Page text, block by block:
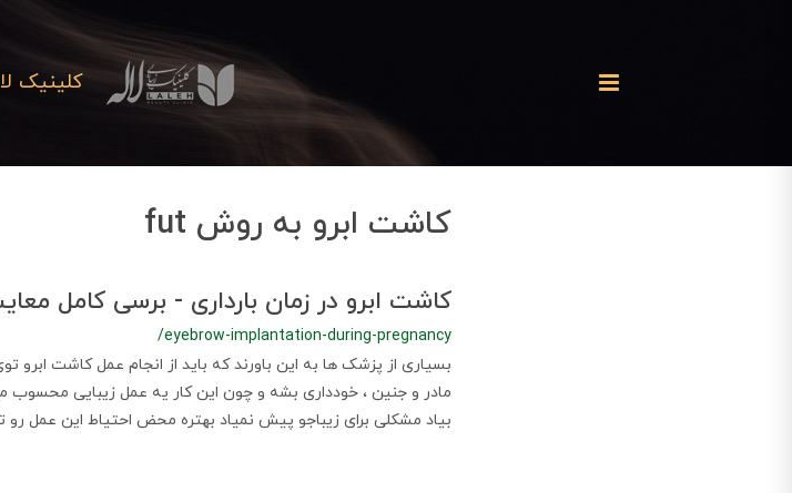
کلینیک
کاشت ابرو به روش fut
کاشت ابرو در زمان بارداری - برسی کامل
/eyebrow-implantation-during-pregnancy
بسیاری از پزشک ها به این باورند که باید از انجام عمل کاشت
مادر و جنین ، خودداری بشه و چون این کار یه عمل زیبایی محسوب
بیاد مشکلی برای زیباجو پیش نمیاد بهتره محض احتیاط این عمل رو تا